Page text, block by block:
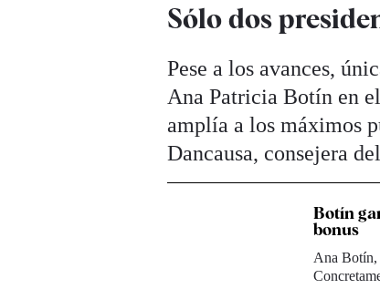
Sólo dos
Pese a los avances,
Ana Patricia Botín en
amplía a los máximos
Dancausa, consejera
Botín
bonus
Ana Botín,